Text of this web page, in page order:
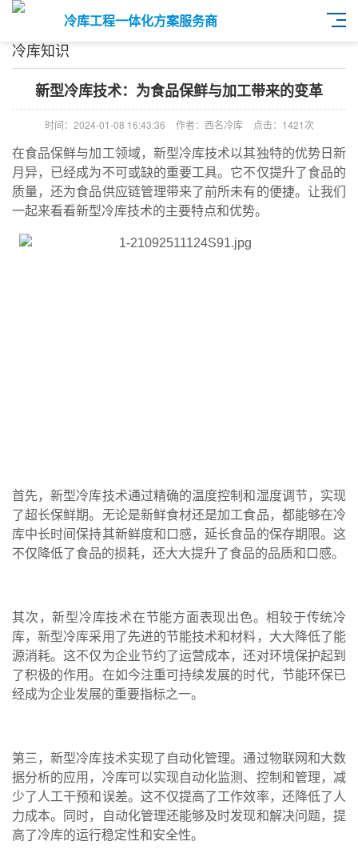
冷库工程一体化方案服务商
冷库知识
新型冷库技术：为食品保鲜与加工带来的变革
时间：2024-01-08 16:43:36 作者：西名冷库 点击： 1421次
在食品保鲜与加工领域，新型冷库技术以其独特的优势日新
月异，已经成为不可或缺的重要工具。它不仅提升了食品的
质量，还为食品供应链管理带来了前所未有的便捷。让我们
一起来看看新型冷库技术的主要特点和优势。
首先，新型冷库技术通过精确的温度控制和湿度调节，实现
了超长保鲜期。无论是新鲜食材还是加工食品，都能够在冷
库中长时间保持其新鲜度和口感，延长食品的保存期限。这
不仅降低了食品的损耗，还大大提升了食品的品质和口感。
其次，新型冷库技术在节能方面表现出色。相较于传统冷
库，新型冷库采用了先进的节能技术和材料，大大降低了能
源消耗。这不仅为企业节约了运营成本，还对环境保护起到
了积极的作用。在如今注重可持续发展的时代，节能环保已
经成为企业发展的重要指标之一。
第三，新型冷库技术实现了自动化管理。通过物联网和大数
据分析的应用，冷库可以实现自动化监测、控制和管理，减
少了人工干预和误差。这不仅提高了工作效率，还降低了人
力成本。同时，自动化管理还能够及时发现和解决问题，提
高了冷库的运行稳定性和安全性。